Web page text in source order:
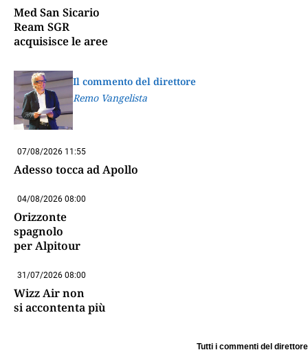
Med San Sicario
Ream SGR
acquisisce le aree
Il commento del direttore
Remo Vangelista
07/08/2026 11:55
Adesso tocca ad Apollo
04/08/2026 08:00
Orizzonte
spagnolo
per Alpitour
31/07/2026 08:00
Wizz Air non
si accontenta più
Tutti i commenti del direttore